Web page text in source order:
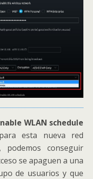
WLAN schedule
esta nueva red
podemos conseguir
se apaguen a una
de usuarios y que